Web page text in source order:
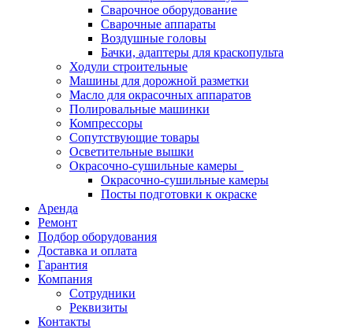
Сварочное оборудование
Сварочные аппараты
Воздушные головы
Бачки, адаптеры для краскопульта
Ходули строительные
Машины для дорожной разметки
Масло для окрасочных аппаратов
Полировальные машинки
Компрессоры
Сопутствующие товары
Осветительные вышки
Окрасочно-сушильные камеры
Окрасочно-сушильные камеры
Посты подготовки к окраске
Аренда
Ремонт
Подбор оборудования
Доставка и оплата
Гарантия
Компания
Сотрудники
Реквизиты
Контакты